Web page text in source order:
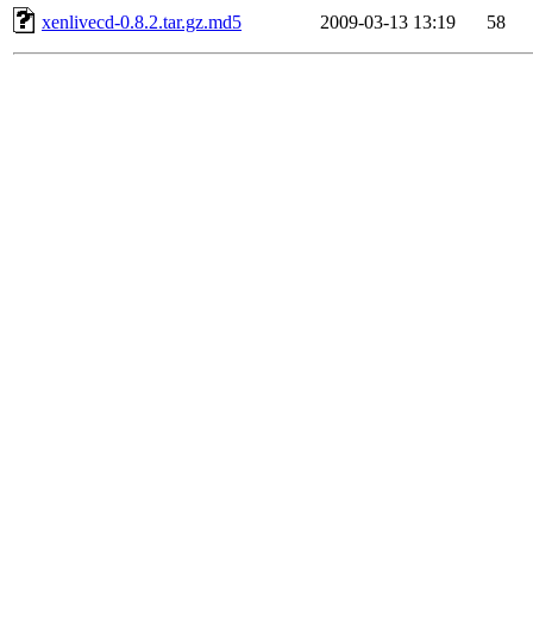
xenlivecd-0.8.2.tar.gz.md5
2009-03-13 13:19 58